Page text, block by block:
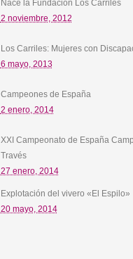
Nace la Fundación Los Carriles
2 noviembre, 2012
Los Carriles: Mujeres con
6 mayo, 2013
Campeones de España
2 enero, 2014
XXI Campeonato de España
Través
27 enero, 2014
Explotación del vivero «El Espilo»
20 mayo, 2014